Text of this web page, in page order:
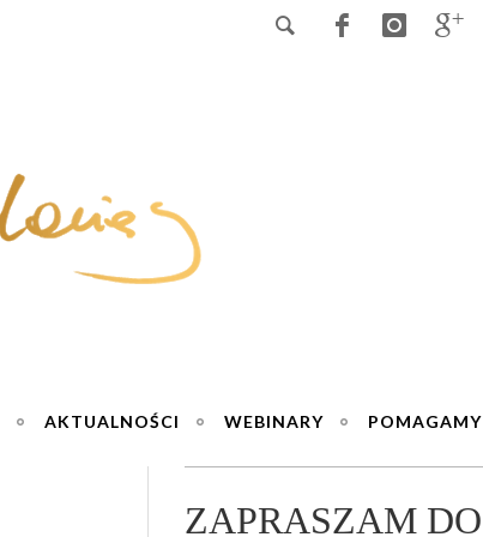
AKTUALNOŚCI WEBINARY POMAGAMY
ZAPRASZAM DO